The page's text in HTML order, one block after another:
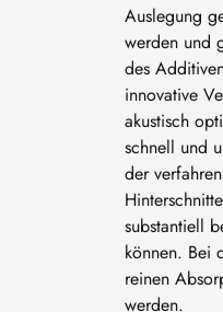
Auslegung
werden und
des
innovative
akustisch
schnell und
der
substantiell
können. Bei
reinen
werden.